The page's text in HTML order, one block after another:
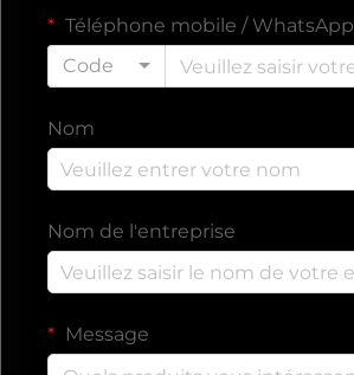
Téléphone mobile / WhatsApp
Code
Nom
Nom de l'entreprise
Message